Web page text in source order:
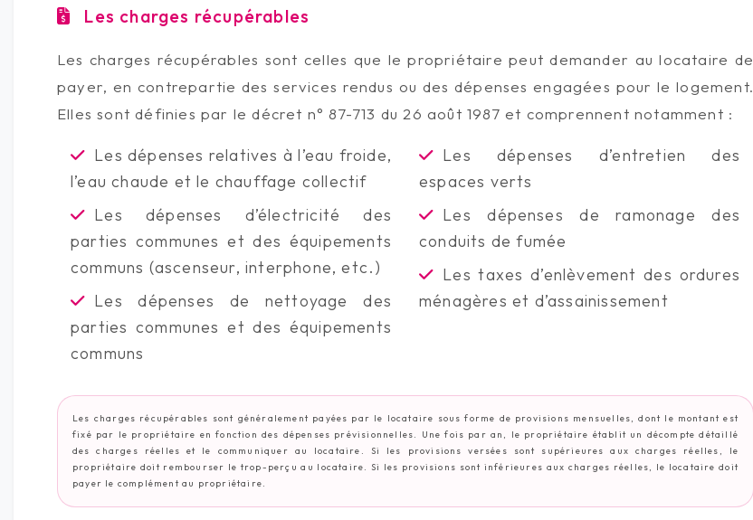
Les charges récupérables
Les charges récupérables sont celles que le propriétaire peut demander au locataire de
payer, en contrepartie des services rendus ou des dépenses engagées pour le logement.
Elles sont définies par le décret n° 87-713 du 26 août 1987 et comprennent notamment :
Les dépenses relatives à l’eau froide,
l’eau chaude et le chauffage collectif
Les dépenses d’électricité des
parties communes et des équipements
communs (ascenseur, interphone, etc.)
Les dépenses de nettoyage des
parties communes et des équipements
communs
Les dépenses d’entretien des
espaces verts
Les dépenses de ramonage des
conduits de fumée
Les taxes d’enlèvement des ordures
ménagères et d’assainissement
Les charges récupérables sont généralement payées par le locataire sous forme de provisions mensuelles, dont le montant est
fixé par le propriétaire en fonction des dépenses prévisionnelles. Une fois par an, le propriétaire établit un décompte détaillé
des charges réelles et le communiquer au locataire. Si les provisions versées sont supérieures aux charges réelles, le
propriétaire doit rembourser le trop-perçu au locataire. Si les provisions sont inférieures aux charges réelles, le locataire doit
payer le complément au propriétaire.